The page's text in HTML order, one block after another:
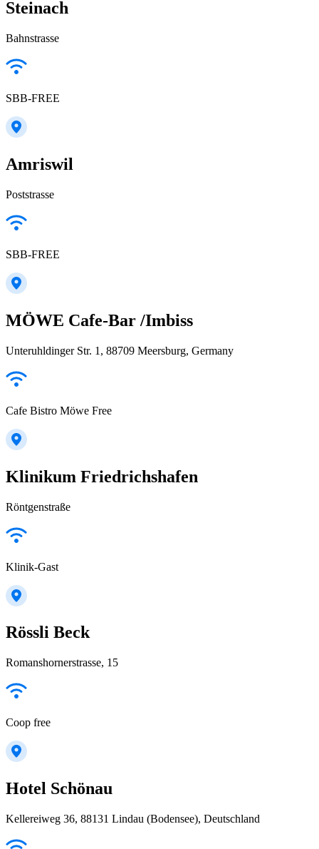
Steinach
Bahnstrasse
SBB-FREE
Amriswil
Poststrasse
SBB-FREE
MÖWE Cafe-Bar /Imbiss
Unteruhldinger Str. 1, 88709 Meersburg, Germany
Cafe Bistro Möwe Free
Klinikum Friedrichshafen
Röntgenstraße
Klinik-Gast
Rössli Beck
Romanshornerstrasse, 15
Coop free
Hotel Schönau
Kellereiweg 36, 88131 Lindau (Bodensee), Deutschland